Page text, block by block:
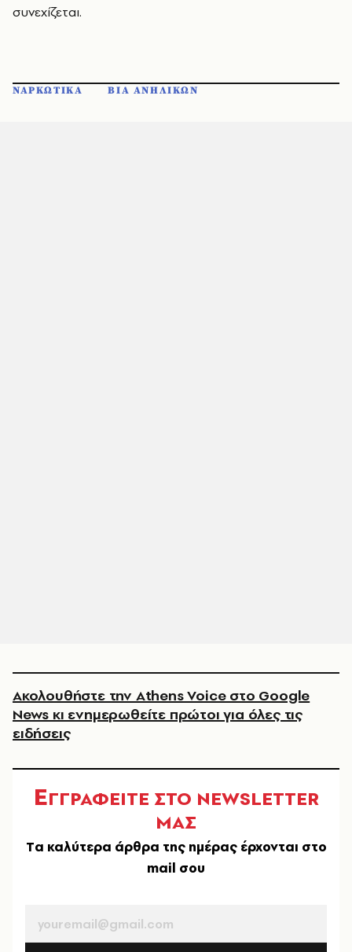
συνεχίζεται.
ΝΑΡΚΩΤΙΚΑ ΒΙΑ ΑΝΗΛΙΚΩΝ
Ακολουθήστε την Athens Voice στο Google
News κι ενημερωθείτε πρώτοι για όλες τις
ειδήσεις
ΕΓΓΡΑΦΕΙΤΕ ΣΤΟ NEWSLETTER
ΜΑΣ
Tα καλύτερα άρθρα της ημέρας έρχονται στο
mail σου